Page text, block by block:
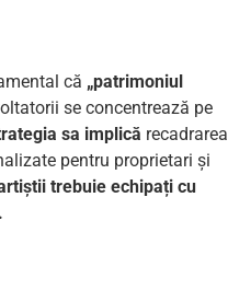
că „patrimoniul
se concentrează pe
sa implică recadrarea
pentru proprietari și
trebuie echipați cu